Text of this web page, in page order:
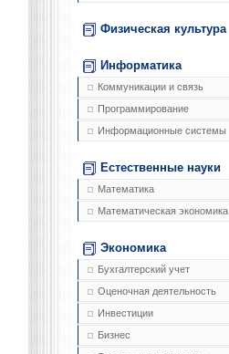
Физическая культура
Информатика
Коммуникации и связь
Программирование
Информационные системы
Естественные науки
Математика
Математическая экономика
Экономика
Бухгалтерский учет
Оценочная деятельность
Инвестиции
Бизнес